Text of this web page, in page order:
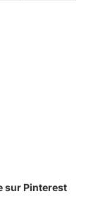
sur Pinterest